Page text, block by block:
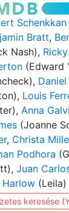
Schenkkan
Bratt,
Nash),
(Edward
Louis
Anna
(Joanne
, Christa
Podhora
Juan
Harlow (Leila)
keresése